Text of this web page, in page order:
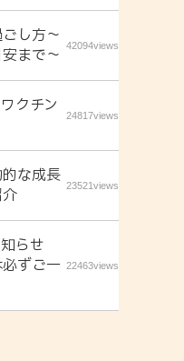
し方〜
まで〜
42094views
クチン
24817views
な成長 23521views
らせ
ずご一 22463views